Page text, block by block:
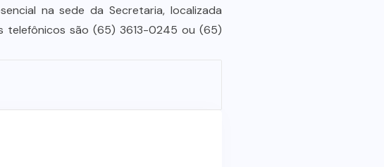
na sede da Secretaria, localizada
telefônicos são (65) 3613-0245 ou (65)